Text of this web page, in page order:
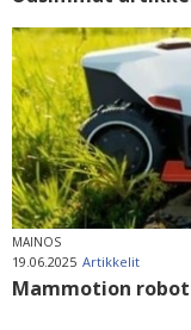
MAINOS
19.06.2025 Artikkelit
Mammotion